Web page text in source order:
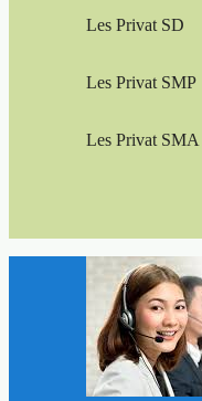
Les Privat SD
Les Privat SMP
Les Privat SMA